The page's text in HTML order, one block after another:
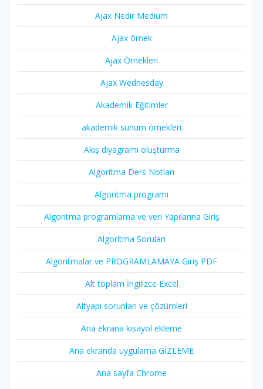
Ajax Nedir Medium
Ajax örnek
Ajax Örnekleri
Ajax Wednesday
Akademik Eğitimler
akademik sunum örnekleri
Akış diyagramı oluşturma
Algoritma Ders Notları
Algoritma programı
Algoritma programlama ve veri Yapılarına Giriş
Algoritma Soruları
Algoritmalar ve PROGRAMLAMAYA Giriş PDF
Alt toplam İngilizce Excel
Altyapı sorunları ve çözümleri
Ana ekrana kısayol ekleme
Ana ekranda uygulama GİZLEME
Ana sayfa Chrome